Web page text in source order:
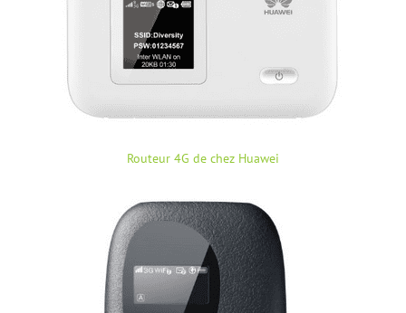
Routeur 4G de chez Huawei